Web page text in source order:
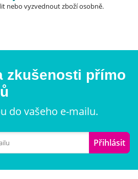
nebo vyzvednout zboží osobně.
zkušenosti přímo
do vašeho e-mailu.
Přihlásit